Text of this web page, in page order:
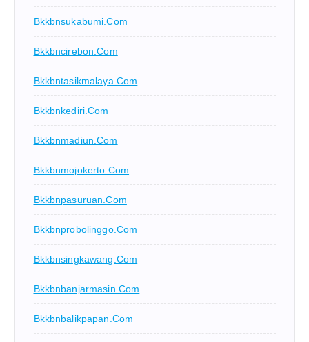
Bkkbnsukabumi.com
Bkkbncirebon.com
Bkkbntasikmalaya.com
Bkkbnkediri.com
Bkkbnmadiun.com
Bkkbnmojokerto.com
Bkkbnpasuruan.com
Bkkbnprobolinggo.com
Bkkbnsingkawang.com
Bkkbnbanjarmasin.com
Bkkbnbalikpapan.com